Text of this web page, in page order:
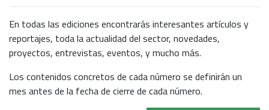
En todas las ediciones encontrarás interesantes artículos y
reportajes, toda la actualidad del sector, novedades,
proyectos, entrevistas, eventos, y mucho más.
Los contenidos concretos de cada número se definirán un
mes antes de la fecha de cierre de cada número.